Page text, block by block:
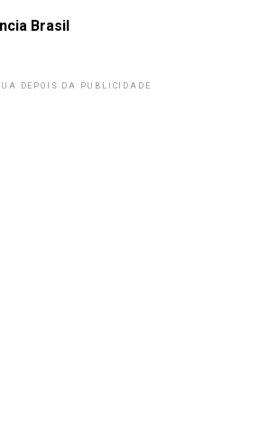
Brasil
DEPOIS DA PUBLICIDADE